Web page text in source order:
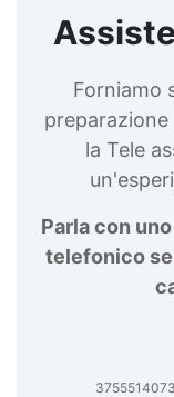
Forniamo
la Tele
Parla con
telefonico
3755514073